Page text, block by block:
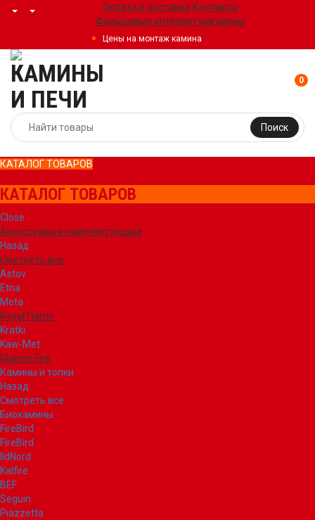
Оплата и доставка Контакты
Фальшивые интернет магазины
Цены на монтаж камина
Поиск
0
КАТАЛОГ ТОВАРОВ
КАТАЛОГ ТОВАРОВ
Close
Аксессуары и комплектующие
Назад
Смотреть все
Astov
Etna
Meta
Royal Flame
Kratki
Kaw-Met
Glamm Fire
Камины и топки
Назад
Смотреть все
Биокамины
FireBird
FireBird
IldNord
Kalfire
BEF
Seguin
Piazzetta